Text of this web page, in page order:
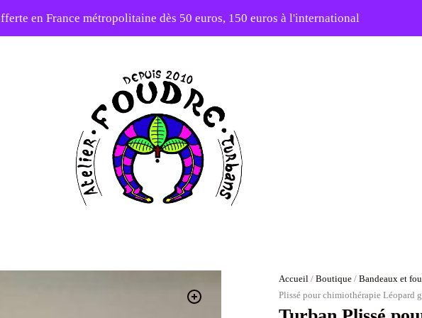
en France métropolitaine dès 50 euros, 150 euros à l'international
-20% sur tout le site avec le code PATIENCE
Accueil /Boutique /Bandeaux et
Plissé pour chimiothérapie Léopard